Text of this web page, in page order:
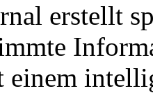
erstellt